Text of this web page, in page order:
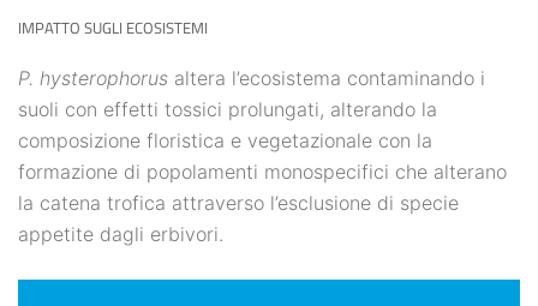
IMPATTO SUGLI ECOSISTEMI
P. hysterophorus altera l’ecosistema contaminando i
suoli con effetti tossici prolungati, alterando la
composizione floristica e vegetazionale con la
formazione di popolamenti monospecifici che alterano
la catena trofica attraverso l’esclusione di specie
appetite dagli erbivori.